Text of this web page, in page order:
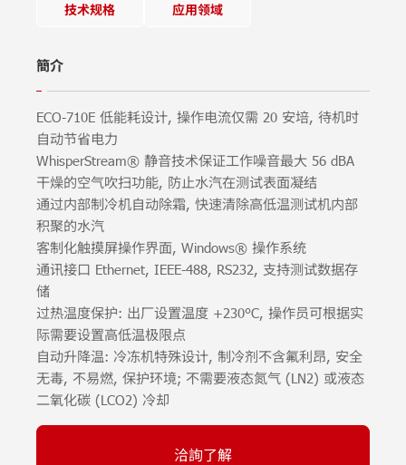
技术规格 应用领域
簡介
ECO-710E 低能耗设计, 操作电流仅需 20 安培, 待机时
自动节省电力
WhisperStream® 静音技术保证工作噪音最大 56 dBA
干燥的空气吹扫功能, 防止水汽在测试表面凝结
通过内部制冷机自动除霜, 快速清除高低温测试机内部
积聚的水汽
客制化触摸屏操作界面, Windows® 操作系统
通讯接口 Ethernet, IEEE-488, RS232, 支持测试数据存
储
过热温度保护: 出厂设置温度 +230°C, 操作员可根据实
际需要设置高低温极限点
自动升降温: 冷冻机特殊设计, 制冷剂不含氟利昂, 安全
无毒, 不易燃, 保护环境; 不需要液态氮气 (LN2) 或液态
二氧化碳 (LCO2) 冷却
洽詢了解